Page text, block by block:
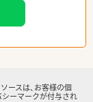
ースは、お客様の個
ーマークが付与され